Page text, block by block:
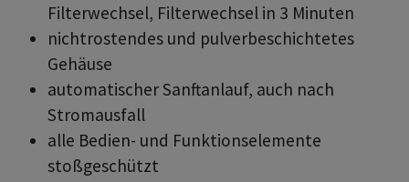
Filterwechsel, Filterwechsel in 3 Minuten
nichtrostendes und pulverbeschichtetes
Gehäuse
automatischer Sanftanlauf, auch nach
Stromausfall
alle Bedien- und Funktionselemente
stoßgeschützt